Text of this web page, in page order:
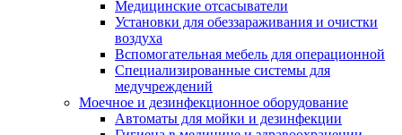
Медицинские отсасыватели
Установки для обеззараживания и очистки
воздуха
Вспомогательная мебель для операционной
Специализированные системы для
медучреждений
Моечное и дезинфекционное оборудование
Автоматы для мойки и дезинфекции